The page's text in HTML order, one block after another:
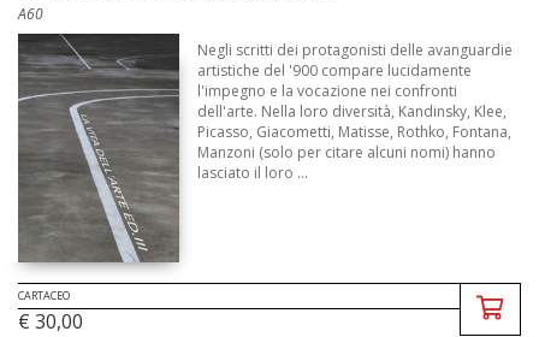
A60
Negli scritti dei protagonisti delle avanguardie
artistiche del '900 compare lucidamente
l'impegno e la vocazione nei confronti
dell'arte. Nella loro diversità, Kandinsky, Klee,
Picasso, Giacometti, Matisse, Rothko, Fontana,
Manzoni (solo per citare alcuni nomi) hanno
lasciato il loro ...
CARTACEO
€ 30,00